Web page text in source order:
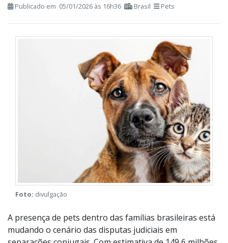
custeio são definidas caso a caso nos
tribunais
Pets
Foto:divulgação